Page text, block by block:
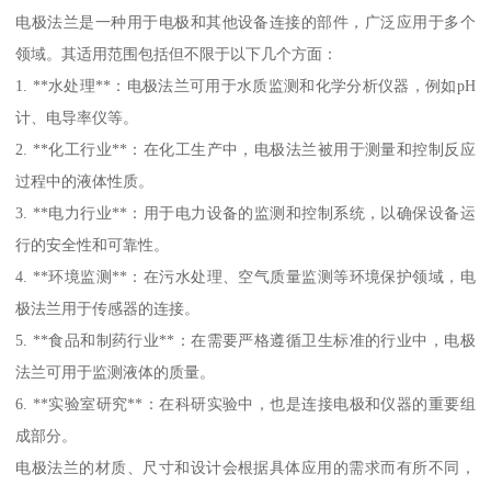
电极法兰是一种用于电极和其他设备连接的部件，广泛应用于多个
领域。其适用范围包括但不限于以下几个方面：
1. **水处理**：电极法兰可用于水质监测和化学分析仪器，例如pH
计、电导率仪等。
2. **化工行业**：在化工生产中，电极法兰被用于测量和控制反应
过程中的液体性质。
3. **电力行业**：用于电力设备的监测和控制系统，以确保设备运
行的安全性和可靠性。
4. **环境监测**：在污水处理、空气质量监测等环境保护领域，电
极法兰用于传感器的连接。
5. **食品和制药行业**：在需要严格遵循卫生标准的行业中，电极
法兰可用于监测液体的质量。
6. **实验室研究**：在科研实验中，也是连接电极和仪器的重要组
成部分。
电极法兰的材质、尺寸和设计会根据具体应用的需求而有所不同，